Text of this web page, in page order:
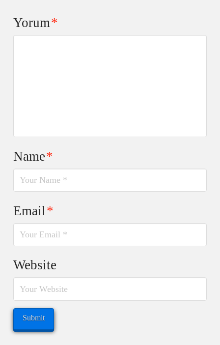
Yorum*
Name*
Email*
Website